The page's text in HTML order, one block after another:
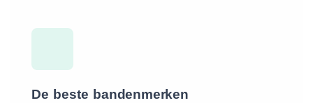
De beste bandenmerken